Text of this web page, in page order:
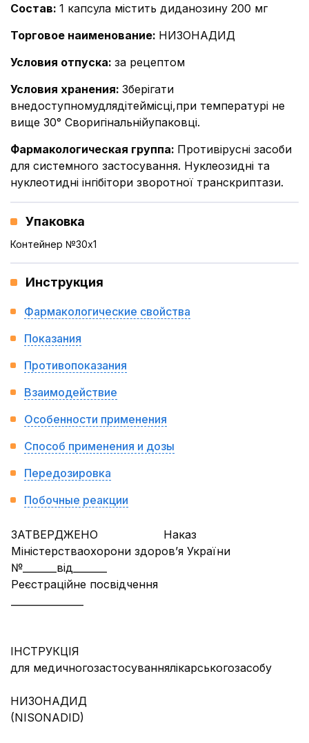
Состав: 1 капсула містить диданозину 200 мг
Торговое наименование: НИЗОНАДИД
Условия отпуска: за рецептом
Условия хранения: Зберігати
внедоступномудлядітеймісці,при температурі не
вище 30° Своригінальнійупаковці.
Фармакологическая группа: Противірусні засоби
для системного застосування. Нуклеозидні та
нуклеотидні інгібітори зворотної транскриптази.
Упаковка
Контейнер №30x1
Инструкция
Фармакологические свойства
Показания
Противопоказания
Взаимодействие
Особенности применения
Способ применения и дозы
Передозировка
Побочные реакции
ЗАТВЕРДЖЕНО Наказ
Міністерстваохорони здоров’я України
№_______від_______
Реєстраційне посвідчення
ІНСТРУКЦІЯ
для медичногозастосуваннялікарськогозасобу
НИЗОНАДИД
(NISONADID)